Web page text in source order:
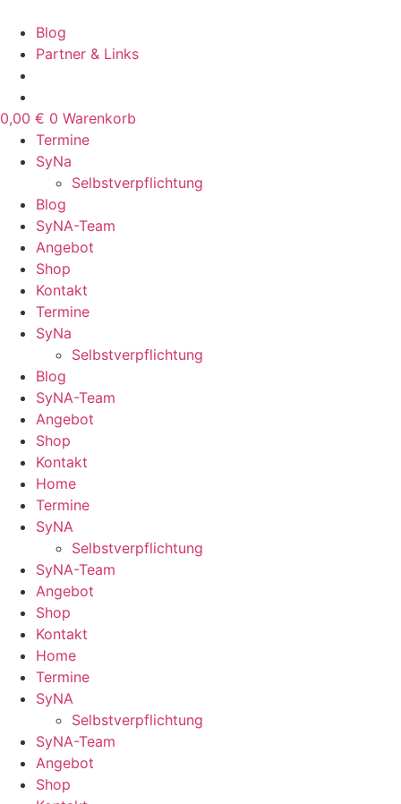
Inhalt
springen
Blog
Partner & Links
0,00 € 0 Warenkorb
Termine
SyNa
Selbstverpflichtung
Blog
SyNA-Team
Angebot
Shop
Kontakt
Termine
SyNa
Selbstverpflichtung
Blog
SyNA-Team
Angebot
Shop
Kontakt
Home
Termine
SyNA
Selbstverpflichtung
SyNA-Team
Angebot
Shop
Kontakt
Home
Termine
SyNA
Selbstverpflichtung
SyNA-Team
Angebot
Shop